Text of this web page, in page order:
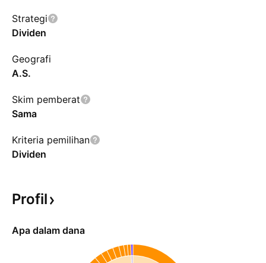
Strategi
Dividen
Geografi
A.S.
Skim pemberat
Sama
Kriteria pemilihan
Dividen
Profil
Apa dalam dana